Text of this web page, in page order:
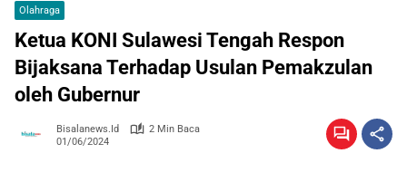
Olahraga
Ketua KONI Sulawesi Tengah Respon
Bijaksana Terhadap Usulan Pemakzulan
oleh Gubernur
Bisalanews.id
2 Min Baca
01/06/2024